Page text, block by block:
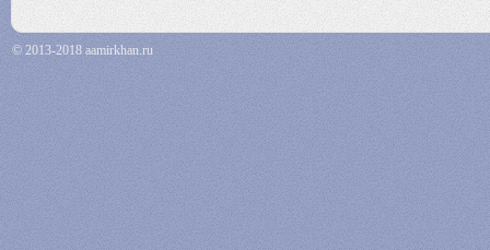
© 2013-2018 aamirkhan.ru